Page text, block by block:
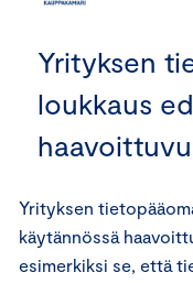
Yrityksen
loukkaus
Yrityksen
käytännössä
esimerkiksi se, että